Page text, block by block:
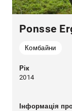
Ponsse
Комбайни
Рік
2014
Інформація